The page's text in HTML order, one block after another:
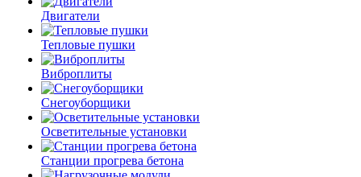
Двигатели
Тепловые пушки
Виброплиты
Снегоуборщики
Осветительные установки
Станции прогрева бетона